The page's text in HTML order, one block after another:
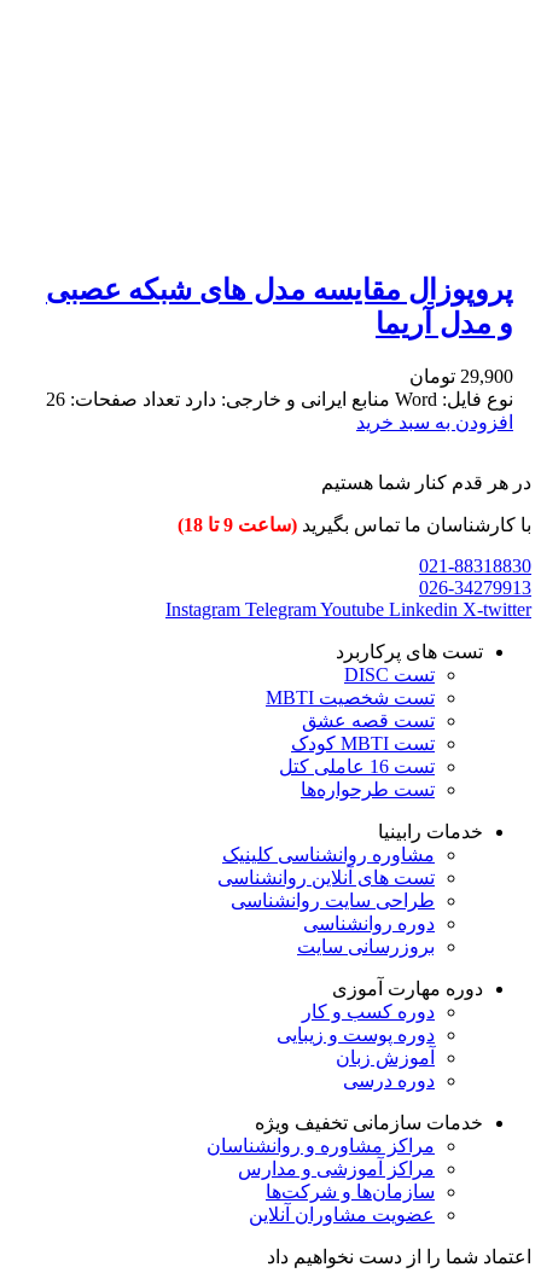
پروپوزال مقايسه مدل های شبکه عصبی
و مدل آریما
29,900 تومان
نوع فایل: Word منابع ایرانی و خارجی: دارد تعداد صفحات: 26
افزودن به سبد خرید
در هر قدم کنار شما هستیم
با کارشناسان ما تماس بگیرید (ساعت 9 تا 18)
021-88318830
026-34279913
Instagram TelegramYoutube Linkedin X-twitter
تست های پرکاربرد
تست DISC
تست شخصیت MBTI
تست قصه عشق
تست MBTI کودک
تست 16 عاملی کتل
تست طرحواره‌ها
خدمات رابینیا
مشاوره روانشناسی کلینیک
تست های آنلاین روانشناسی
طراحی سایت روانشناسی
دوره روانشناسی
بروزرسانی سایت
دوره مهارت آموزی
دوره کسب و کار
دوره پوست و زیبایی
آموزش زبان
دوره درسی
خدمات سازمانی تخفیف ویژه
مراکز مشاوره و روانشناسان
مراکز آموزشی و مدارس
سازمان‌ها و شرکت‌ها
عضویت مشاوران آنلاین
اعتماد شما را از دست نخواهیم داد